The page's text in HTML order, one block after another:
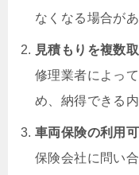
なくなる場合があ
見積もりを複数
修理業者によっ
め、納得できる
車両保険の利用
保険会社に問い